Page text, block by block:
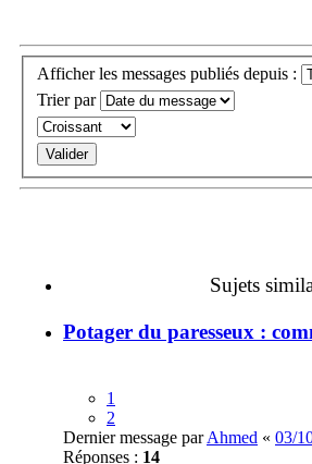
Afficher les messages publiés depuis :
Trier par
Sujets
Potager du paresseux :
1
2
Dernier message parAhmed « 03/
Réponses : 14